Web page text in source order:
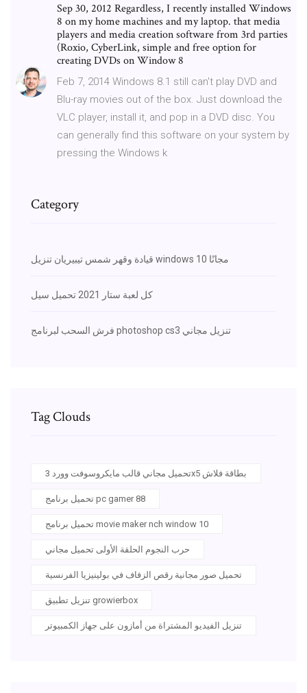
Sep 30, 2012 Regardless, I recently installed Windows
8 on my home machines and my laptop. that media
players and media creation software from 3rd parties
(Roxio, CyberLink, simple and free option for
creating DVDs on Window 8
Feb 7, 2014 Windows 8.1 still can't play DVD and
Blu-ray movies out of the box. Just download the
VLC player, install it, and pop in a DVD disc. You
can generally find this software on your system by
pressing the Windows k
Category
قيادة وقهر شمس تيبيريان تنزيل windows 10 مجانًا
كل لعبة ستار 2021 تحميل سيل
فرش السحب لبرنامج photoshop cs3 تنزيل مجاني
Tag Clouds
تحميل مجاني قالب مايكروسوفت وورد 3x5 بطاقة فلاش
تحميل برنامج pc gamer 88
تحميل برنامج movie maker nch window 10
حرب النجوم الحلقة الأولى تحميل مجاني
تحميل صور مجانية رقص الزفاف في بولينيزيا الفرنسية
تنزيل تطبيق growierbox
تنزيل الفيديو المشتراة من أمازون على جهاز الكمبيوتر